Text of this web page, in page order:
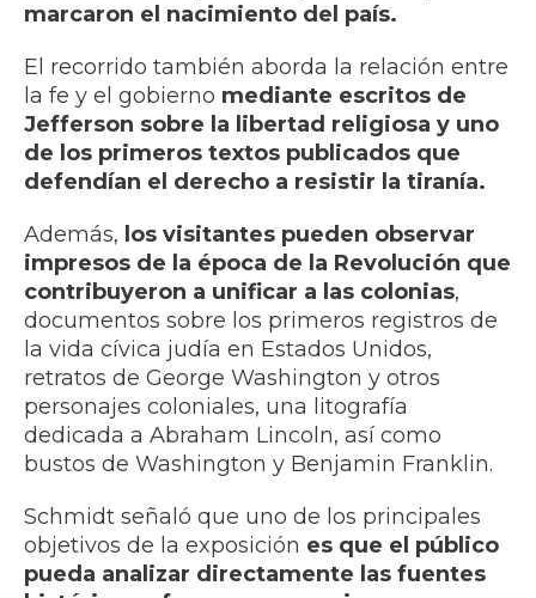
marcaron el nacimiento del país.
El recorrido también aborda la relación entre
la fe y el gobierno mediante escritos de
Jefferson sobre la libertad religiosa y uno
de los primeros textos publicados que
defendían el derecho a resistir la tiranía.
Además, los visitantes pueden observar
impresos de la época de la Revolución que
contribuyeron a unificar a las colonias,
documentos sobre los primeros registros de
la vida cívica judía en Estados Unidos,
retratos de George Washington y otros
personajes coloniales, una litografía
dedicada a Abraham Lincoln, así como
bustos de Washington y Benjamin Franklin.
Schmidt señaló que uno de los principales
objetivos de la exposición es que el público
pueda analizar directamente las fuentes